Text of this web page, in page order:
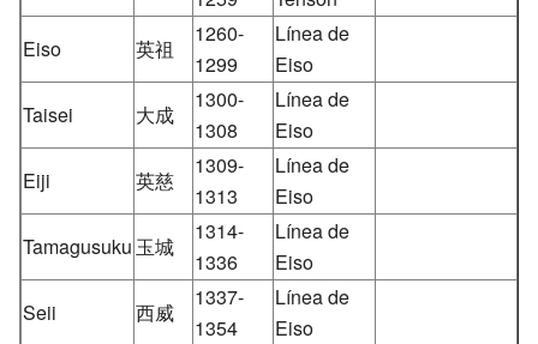
Eiso
英祖
1260-
1299
Línea de
Eiso
Taisei
大成
1300-
1308
Línea de
Eiso
Eiji
英慈
1309-
1313
Línea de
Eiso
Tamagusuku 玉城
1314-
1336
Línea de
Eiso
Seii
西威
1337-
1354
Línea de
Eiso